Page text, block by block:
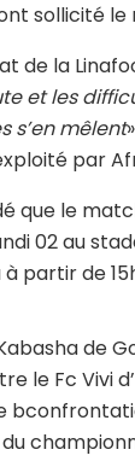
sollicité
de la
et les
s’en mêlent
par
que le
02 au
partir de
de
le Fc Vivi